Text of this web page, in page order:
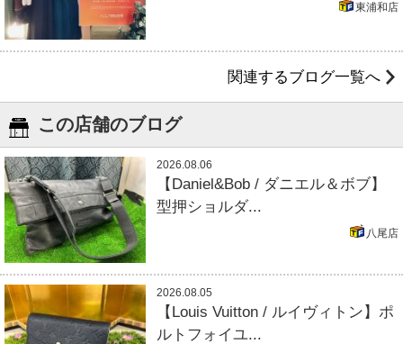
東浦和店
関連するブログ一覧へ
この店舗のブログ
2026.08.06
【Daniel&Bob / ダニエル＆ボブ】
型押ショルダ...
八尾店
2026.08.05
【Louis Vuitton / ルイヴィトン】ポ
ルトフォイユ...